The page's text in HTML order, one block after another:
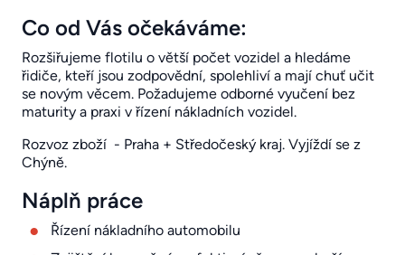
Co od Vás očekáváme:
Rozšiřujeme flotilu o větší počet vozidel a hledáme
řidiče, kteří jsou zodpovědní, spolehliví a mají chuť učit
se novým věcem. Požadujeme odborné vyučení bez
maturity a praxi v řízení nákladních vozidel.
Rozvoz zboží - Praha + Středočeský kraj. Vyjíždí se z
Chýně.
Náplň práce
Řízení nákladního automobilu